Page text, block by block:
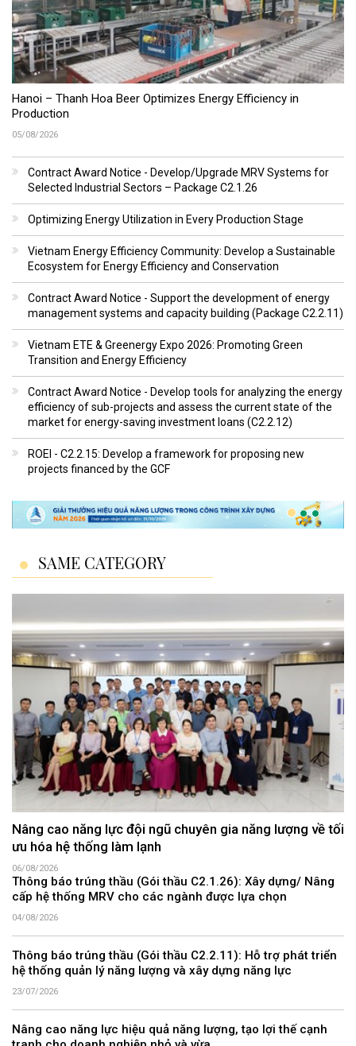
Hanoi – Thanh Hoa Beer Optimizes Energy Efficiency in
Production
05/08/2026
Contract Award Notice - Develop/Upgrade MRV Systems for
Selected Industrial Sectors – Package C2.1.26
Optimizing Energy Utilization in Every Production Stage
Vietnam Energy Efficiency Community: Develop a Sustainable
Ecosystem for Energy Efficiency and Conservation
Contract Award Notice - Support the development of energy
management systems and capacity building (Package C2.2.11)
Vietnam ETE & Greenergy Expo 2026: Promoting Green
Transition and Energy Efficiency
Contract Award Notice - Develop tools for analyzing the energy
efficiency of sub-projects and assess the current state of the
market for energy-saving investment loans (C2.2.12)
ROEI - C2.2.15: Develop a framework for proposing new
projects financed by the GCF
SAME CATEGORY
Nâng cao năng lực đội ngũ chuyên gia năng lượng về tối
ưu hóa hệ thống làm lạnh
06/08/2026
Thông báo trúng thầu (Gói thầu C2.1.26): Xây dựng/ Nâng
cấp hệ thống MRV cho các ngành được lựa chọn
04/08/2026
Thông báo trúng thầu (Gói thầu C2.2.11): Hỗ trợ phát triển
hệ thống quản lý năng lượng và xây dựng năng lực
23/07/2026
Nâng cao năng lực hiệu quả năng lượng, tạo lợi thế cạnh